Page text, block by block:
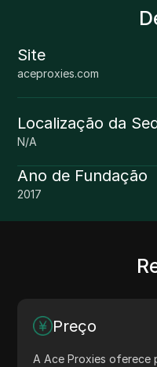
Site
aceproxies.com
Localização da
N/A
Ano de Fundação
2017
Preço
A Ace Proxies oferece